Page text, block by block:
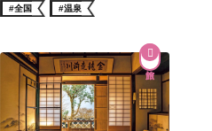
#全国 #温泉